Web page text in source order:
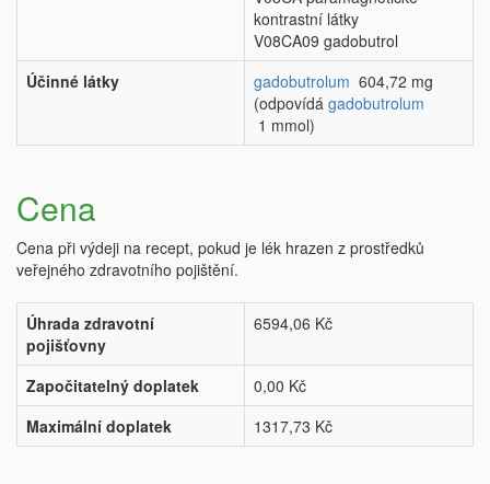
kontrastní látky
V08CA09 gadobutrol
Účinné látky
gadobutrolum 604,72 mg
(odpovídá gadobutrolum
1 mmol)
Cena
Cena při výdeji na recept, pokud je lék hrazen z prostředků
veřejného zdravotního pojištění.
Úhrada zdravotní
pojišťovny
6594,06 Kč
Započitatelný doplatek
0,00 Kč
Maximální doplatek
1317,73 Kč